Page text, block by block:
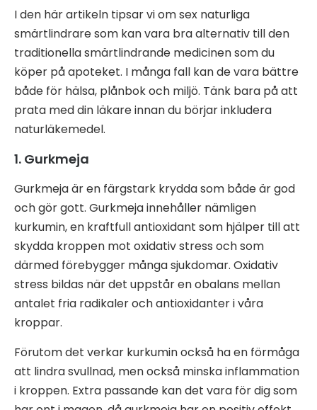
I den här artikeln tipsar vi om sex naturliga
smärtlindrare som kan vara bra alternativ till den
traditionella smärtlindrande medicinen som du
köper på apoteket. I många fall kan de vara bättre
både för hälsa, plånbok och miljö. Tänk bara på att
prata med din läkare innan du börjar inkludera
naturläkemedel.
1. Gurkmeja
Gurkmeja är en färgstark krydda som både är god
och gör gott. Gurkmeja innehåller nämligen
kurkumin, en kraftfull antioxidant som hjälper till att
skydda kroppen mot oxidativ stress och som
därmed förebygger många sjukdomar. Oxidativ
stress bildas när det uppstår en obalans mellan
antalet fria radikaler och antioxidanter i våra
kroppar.
Förutom det verkar kurkumin också ha en förmåga
att lindra svullnad, men också minska inflammation
i kroppen. Extra passande kan det vara för dig som